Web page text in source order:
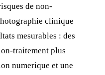
de non-
clinique
mesurables : des
traitement plus
numerique et une